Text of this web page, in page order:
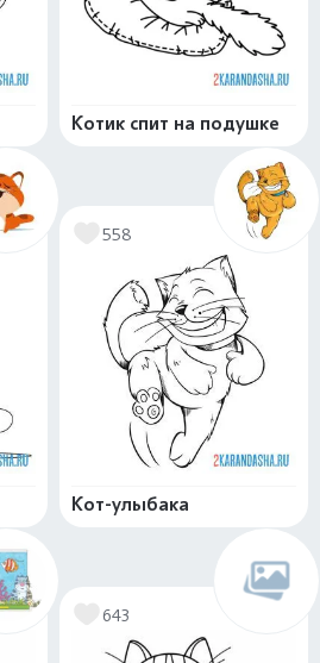
Котик спит на подушке
558
Кот-улыбака
643